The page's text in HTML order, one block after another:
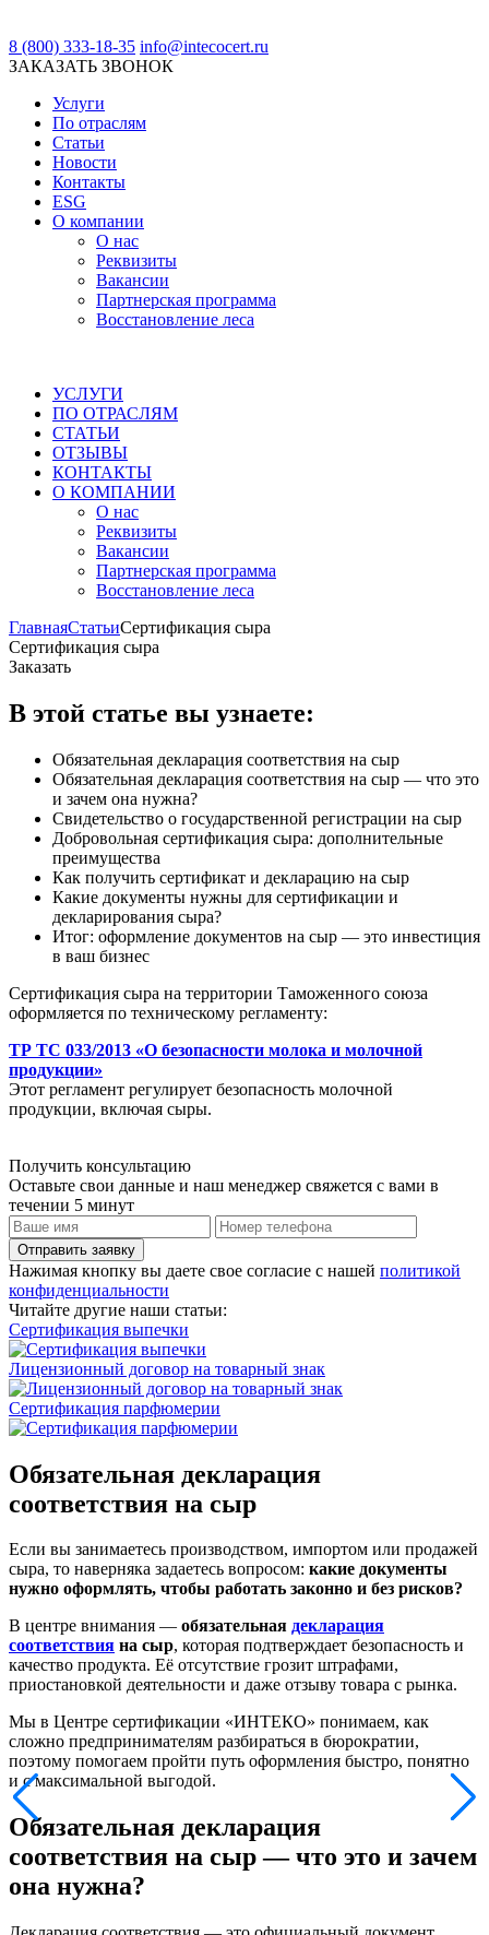
8 (800) 333-18-35 info@intecocert.ru
ЗАКАЗАТЬ ЗВОНОК
Услуги
По отраслям
Статьи
Новости
Контакты
ESG
О компании
О нас
Реквизиты
Вакансии
Партнерская программа
Восстановление леса
УСЛУГИ
ПО ОТРАСЛЯМ
СТАТЬИ
ОТЗЫВЫ
КОНТАКТЫ
О КОМПАНИИ
О нас
Реквизиты
Вакансии
Партнерская программа
Восстановление леса
ГлавнаяСтатьиСертификация сыра
Сертификация сыра
Заказать
В этой статье вы узнаете:
Обязательная декларация соответствия на сыр
Обязательная декларация соответствия на сыр — что это
и зачем она нужна?
Свидетельство о государственной регистрации на сыр
Добровольная сертификация сыра: дополнительные
преимущества
Как получить сертификат и декларацию на сыр
Какие документы нужны для сертификации и
декларирования сыра?
Итог: оформление документов на сыр — это инвестиция
в ваш бизнес
Сертификация сыра на территории Таможенного союза
оформляется по техническому регламенту:
ТР ТС 033/2013 «О безопасности молока и молочной
продукции»
Этот регламент регулирует безопасность молочной
продукции, включая сыры.
Получить консультацию
Оставьте свои данные и наш менеджер свяжется с вами в
течении 5 минут
Отправить заявку
Нажимая кнопку вы даете свое согласие с нашей политикой
конфиденциальности
Читайте другие наши статьи:
Сертификация выпечки
Лицензионный договор на товарный знак
Сертификация парфюмерии
Обязательная декларация
соответствия на сыр
Если вы занимаетесь производством, импортом или продажей
сыра, то наверняка задаетесь вопросом: какие документы
нужно оформлять, чтобы работать законно и без рисков?
В центре внимания — обязательная декларация
соответствия на сыр, которая подтверждает безопасность и
качество продукта. Её отсутствие грозит штрафами,
приостановкой деятельности и даже отзыву товара с рынка.
Мы в Центре сертификации «ИНТЕКО» понимаем, как
сложно предпринимателям разбираться в бюрократии,
поэтому помогаем пройти путь оформления быстро, понятно
и с максимальной выгодой.
Обязательная декларация
соответствия на сыр — что это и зачем
она нужна?